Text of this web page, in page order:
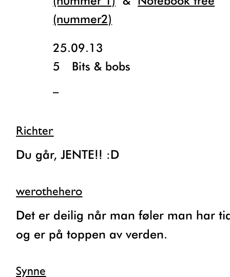
(nummer2)
25.09.13
5
Bits & bobs
Richter
Du går, JENTE!! :D
werothehero
Det er deilig når man føler man har tid
og er på toppen av verden.
Synne